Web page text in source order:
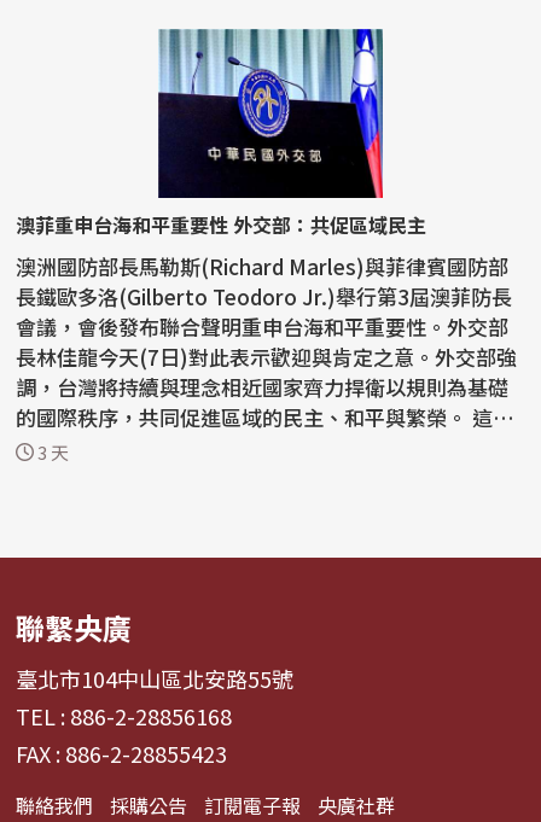
澳菲重申台海和平重要性 外交部：共促區域民主
澳洲國防部長馬勒斯(Richard Marles)與菲律賓國防部
長鐵歐多洛(Gilberto Teodoro Jr.)舉行第3屆澳菲防長
會議，會後發布聯合聲明重申台海和平重要性。外交部
長林佳龍今天(7日)對此表示歡迎與肯定之意。外交部強
調，台灣將持續與理念相近國家齊力捍衛以規則為基礎
的國際秩序，共同促進區域的民主、和平與繁榮。 這份
聯...3 天
聯繫央廣
臺北市104中山區北安路55號
TEL : 886-2-28856168
FAX : 886-2-28855423
聯絡我們 採購公告 訂閱電子報 央廣社群